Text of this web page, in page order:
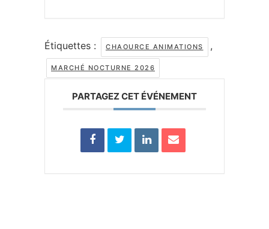
Étiquettes : CHAOURCE ANIMATIONS ,
MARCHÉ NOCTURNE 2026
PARTAGEZ CET ÉVÉNEMENT